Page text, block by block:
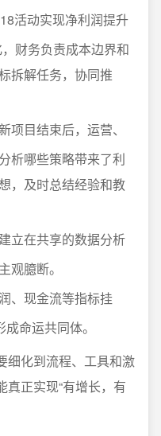
活动实现净利润提升
财务负责成本边界和
拆解任务，协同推
项目结束后，运营、
析哪些策略带来了利
，及时总结经验和教
立在共享的数据分析
观臆断。
、现金流等指标挂
命运共同体。
细化到流程、工具和激
真正实现“有增长，有